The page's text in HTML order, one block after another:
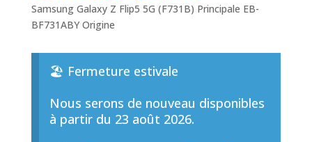
Samsung Galaxy Z Flip5 5G (F731B) Principale EB-
BF731ABY Origine
🏖️ Fermeture estivale
Nous serons de nouveau disponibles
à partir du 23 août 2026.